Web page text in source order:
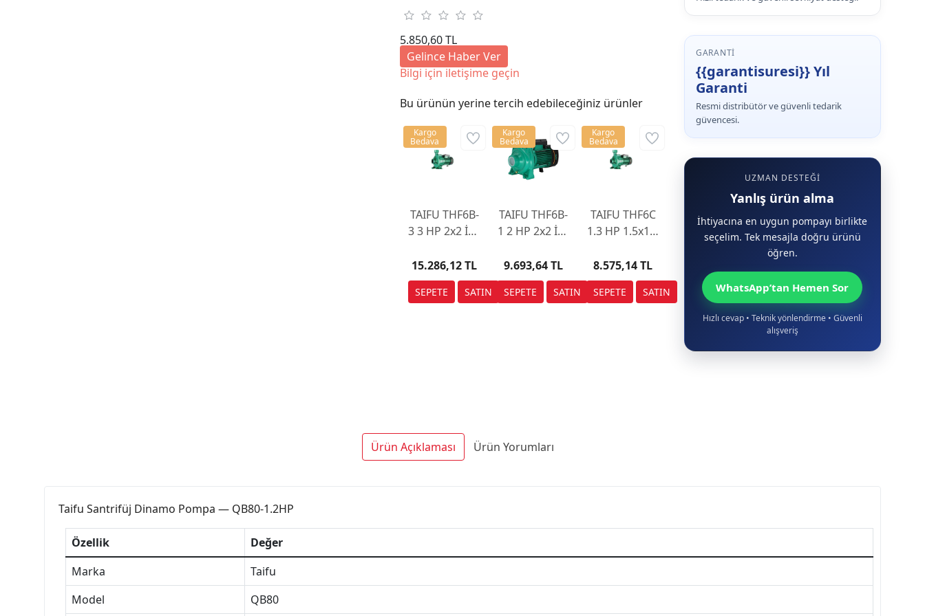
5.850,60 TL
Gelince Haber Ver
Bilgi için iletişime geçin
Bu ürünün yerine tercih edebileceğiniz ürünler
TAIFU THF6B-
3 3 HP 2x2 İnç
Pompası
15.286,12 TL
Kargo
Bedava
TAIFU THF6B-
1 2 HP 2x2 İnç
Pompası
9.693,64 TL
Kargo
Bedava
TAIFU THF6C
1.3 HP 1.5x1.5
Pompası
8.575,14 TL
Kargo
Bedava
GARANTI
{{garantisuresi}} Yıl
Garanti
Resmi distribütör ve güvenli tedarik
güvencesi.
UZMAN DESTEĞI
Yanlış ürün alma
İhtiyacına en uygun pompayı birlikte
seçelim. Tek mesajla doğru ürünü
öğren.
WhatsApp’tan Hemen Sor
Hızlı cevap • Teknik yönlendirme • Güvenli
alışveriş
Ürün Açıklaması Ürün Yorumları
Taifu Santrifüj Dinamo Pompa — QB80-1.2HP
Özellik
Değer
Marka
Taifu
Model
QB80